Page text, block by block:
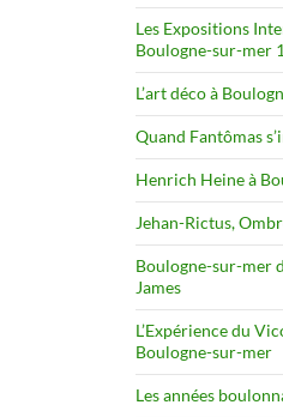
Les Expositions
Boulogne-sur-mer
L’art déco à
Quand Fantômas
Henrich Heine à
Jehan-Rictus,
Boulogne-sur-mer
James
L’Expérience du
Boulogne-sur-mer
Les années